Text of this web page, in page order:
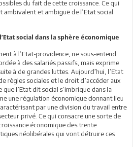
du fait de cette croissance. Ce qui
ambivalent et ambiguë de l’Etat social
social dans la sphère économique
à l’Etat-providence, ne sous-entend
à des salariés passifs, mais exprime
à de grandes luttes. Aujourd’hui, l’Etat
règles sociales et le droit d’accéder aux
l’Etat dit social s’imbrique dans la
une régulation économique donnant lieu
par une division du travail entre
privé. Ce qui consacre une sorte de
économique des trente
néolibérales qui vont détruire ces